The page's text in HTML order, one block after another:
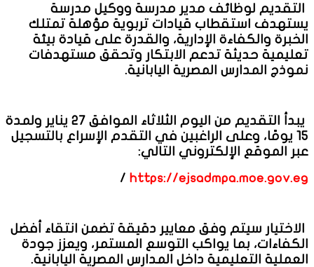
التقديم لوظائف مدير مدرسة ووكيل مدرسة
يستهدف استقطاب قيادات تربوية مؤهلة تمتلك
الخبرة والكفاءة الإدارية، والقدرة على قيادة بيئة
تعليمية حديثة تدعم الابتكار وتحقق مستهدفات
نموذج المدارس المصرية اليابانية.
يبدأ التقديم من اليوم الثلاثاء الموافق 27 يناير ولمدة
15 يومًا، وعلى الراغبين في التقدم الإسراع بالتسجيل
عبر الموقع الإلكتروني التالي:
https://ejsadmpa.moe.gov.eg
/
الاختيار سيتم وفق معايير دقيقة تضمن انتقاء أفضل
الكفاءات، بما يواكب التوسع المستمر، ويعزز جودة
العملية التعليمية داخل المدارس المصرية اليابانية.